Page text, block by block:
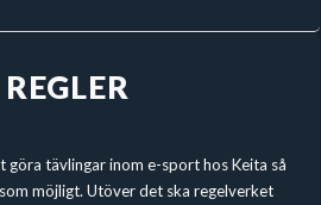
REGLER
tävlingar inom e-sport hos Keita så
möjligt. Utöver det ska regelverket